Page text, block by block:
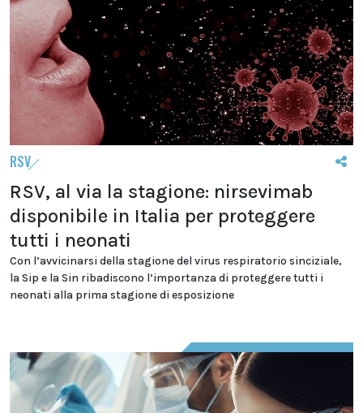
RSV
RSV, al via la stagione: nirsevimab
disponibile in Italia per proteggere
tutti i neonati
Con l’avvicinarsi della stagione del virus respiratorio sinciziale,
la Sip e la Sin ribadiscono l’importanza di proteggere tutti i
neonati alla prima stagione di esposizione